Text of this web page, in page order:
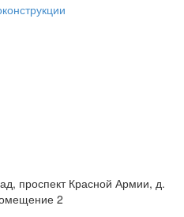
проспект Красной Армии, д.
2